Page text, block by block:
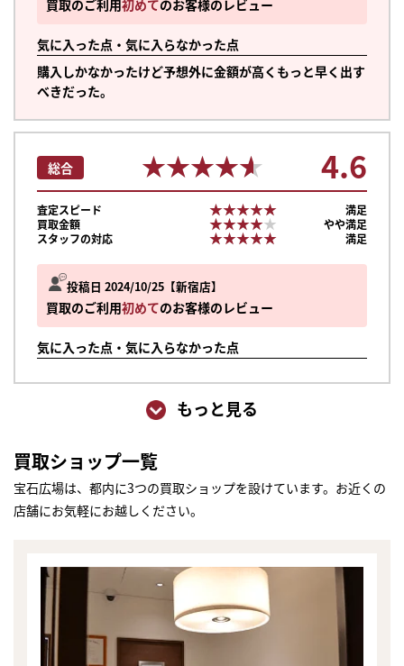
買取のご利用初めてのお客様のレビュー
気に入った点・気に入らなかった点
購入しかなかったけど予想外に金額が高くもっと早く出す
べきだった。
投稿日 2024/10/25 新宿店
買取のご利用初めてのお客様のレビュー
気に入った点・気に入らなかった点
総合 ★★★★★
★★★★★ 4.6
査定スピード ★★★★★
★★★★★
満足
買取金額
★★★★★
★★★★★
やや満足
スタッフの対応
★★★★★
★★★★★ 満足
もっと見る
買取ショップ一覧
宝石広場は、都内に3つの買取ショップを設けています。お近くの
店舗にお気軽にお越しください。
まずは
かんたん30秒でお試し査定